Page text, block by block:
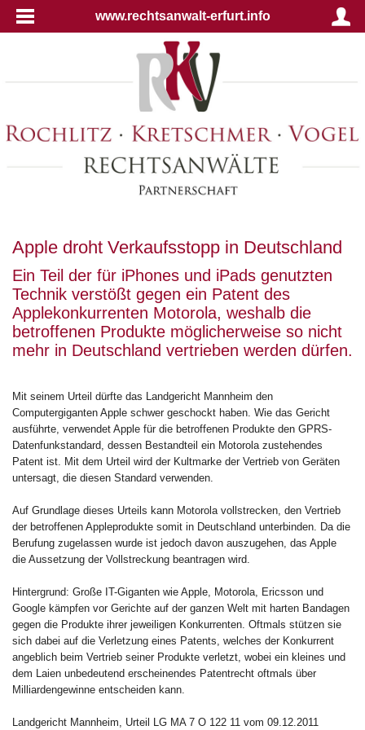
www.rechtsanwalt-erfurt.info
Apple droht Verkaufsstopp in Deutschland
Ein Teil der für iPhones und iPads genutzten
Technik verstößt gegen ein Patent des
Applekonkurrenten Motorola, weshalb die
betroffenen Produkte möglicherweise so nicht
mehr in Deutschland vertrieben werden dürfen.
Mit seinem Urteil dürfte das Landgericht Mannheim den
Computergiganten Apple schwer geschockt haben. Wie das Gericht
ausführte, verwendet Apple für die betroffenen Produkte den GPRS-
Datenfunkstandard, dessen Bestandteil ein Motorola zustehendes
Patent ist. Mit dem Urteil wird der Kultmarke der Vertrieb von Geräten
untersagt, die diesen Standard verwenden.
Auf Grundlage dieses Urteils kann Motorola vollstrecken, den Vertrieb
der betroffenen Appleprodukte somit in Deutschland unterbinden. Da die
Berufung zugelassen wurde ist jedoch davon auszugehen, das Apple
die Aussetzung der Vollstreckung beantragen wird.
Hintergrund: Große IT-Giganten wie Apple, Motorola, Ericsson und
Google kämpfen vor Gerichte auf der ganzen Welt mit harten Bandagen
gegen die Produkte ihrer jeweiligen Konkurrenten. Oftmals stützen sie
sich dabei auf die Verletzung eines Patents, welches der Konkurrent
angeblich beim Vertrieb seiner Produkte verletzt, wobei ein kleines und
dem Laien unbedeutend erscheinendes Patentrecht oftmals über
Milliardengewinne entscheiden kann.
Landgericht Mannheim, Urteil LG MA 7 O 122 11 vom 09.12.2011